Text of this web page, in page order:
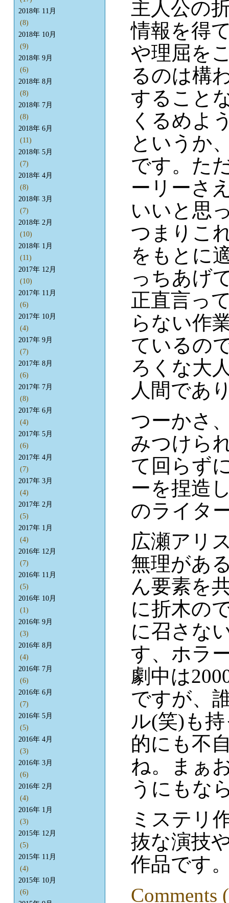
主人公の
情報を得
や理屈を
るのは構
すること
くるめよ
というか
です。た
ーリーさ
いいと思
つまりこ
をもとに
っちあげ
正直言っ
らない作
ているの
ろくな大
人間であ
つーかさ
みつけら
て回らず
ーを捏造
のライタ
広瀬アリ
無理があ
ん要素を
に折木の
に召さな
す、ホラ
劇中は
ですが、
ル(笑)も
的にも不
ね。まぁ
うにもな
ミステリ
抜な演技
作品です
Comments
2018年 11月
(8)
2018年 10月
(9)
2018年 9月
(6)
2018年 8月
(8)
2018年 7月
(8)
2018年 6月
(11)
2018年 5月
(7)
2018年 4月
(8)
2018年 3月
(7)
2018年 2月
(10)
2018年 1月
(11)
2017年 12月
(10)
2017年 11月
(6)
2017年 10月
(4)
2017年 9月
(7)
2017年 8月
(6)
2017年 7月
(8)
2017年 6月
(4)
2017年 5月
(6)
2017年 4月
(7)
2017年 3月
(4)
2017年 2月
(5)
2017年 1月
(4)
2016年 12月
(7)
2016年 11月
(5)
2016年 10月
(1)
2016年 9月
(3)
2016年 8月
(4)
2016年 7月
(6)
2016年 6月
(7)
2016年 5月
(5)
2016年 4月
(3)
2016年 3月
(6)
2016年 2月
(4)
2016年 1月
(3)
2015年 12月
(5)
2015年 11月
(4)
2015年 10月
(6)